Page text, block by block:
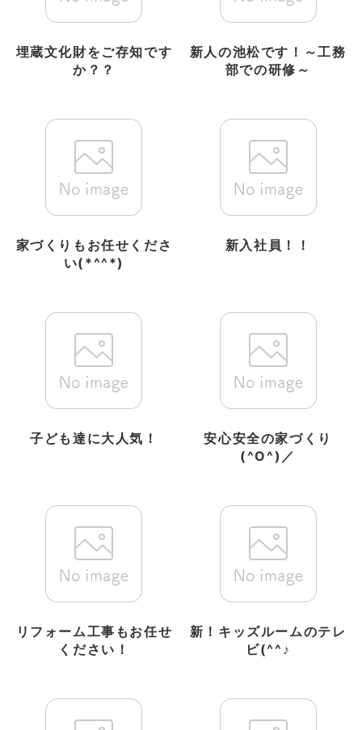
埋蔵文化財をご存知です
か？？
新人の池松です！～工務
部での研修～
家づくりもお任せくださ
い(*^^*)
新入社員！！
子ども達に大人気！
安心安全の家づくり
(^O^)／
リフォーム工事もお任せ
ください！
新！キッズルームのテレ
ビ(^^♪